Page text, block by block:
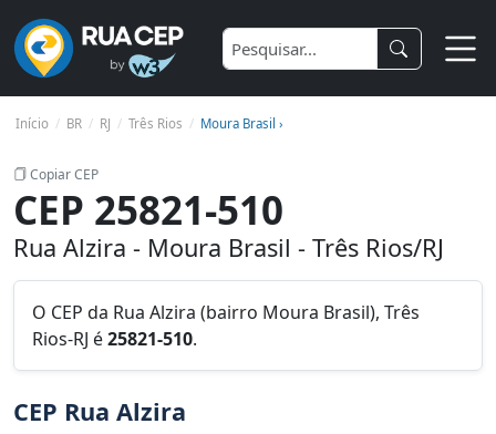
Início BR RJ Três Rios Moura Brasil ›
Copiar CEP
CEP 25821-510
Rua Alzira - Moura Brasil - Três Rios/RJ
O CEP da Rua Alzira (bairro Moura Brasil), Três
Rios-RJ é25821-510.
CEP Rua Alzira